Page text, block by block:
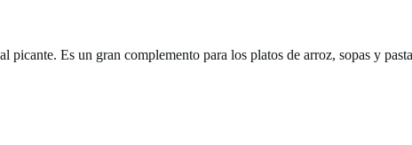
picante. Es un gran complemento para los platos de arroz, sopas y